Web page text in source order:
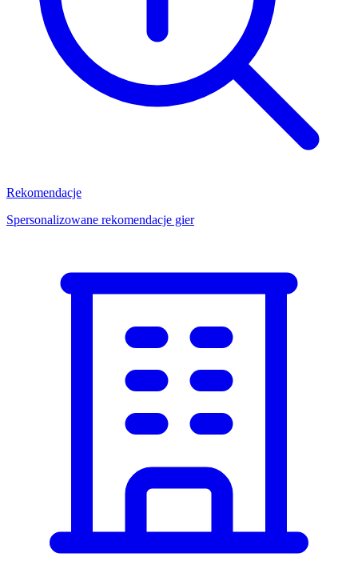
Rekomendacje
Spersonalizowane rekomendacje gier